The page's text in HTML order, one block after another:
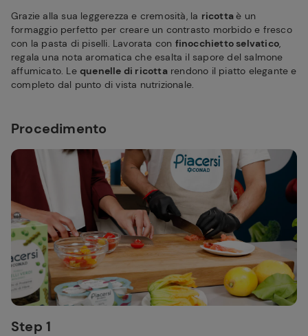
Grazie alla sua leggerezza e cremosità, la ricottaè un
formaggio perfetto per creare un contrasto morbido e fresco
con la pasta di piselli. Lavorata con finocchietto selvatico,
regala una nota aromatica che esalta il sapore del salmone
affumicato. Le quenelle di ricottarendono il piatto elegante e
completo dal punto di vista nutrizionale.
Procedimento
Step 1